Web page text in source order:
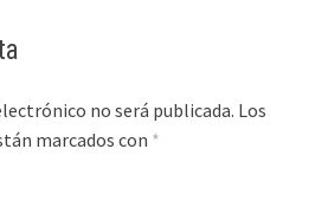
no será publicada. Los
marcados con *